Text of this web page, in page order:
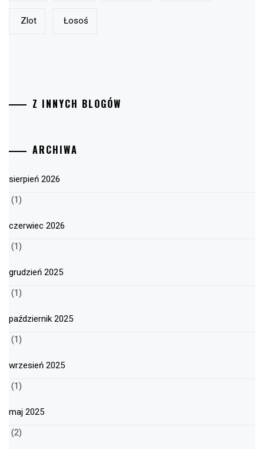
Zlot Łosoś
Z INNYCH BLOGÓW
ARCHIWA
sierpień 2026
(1)
czerwiec 2026
(1)
grudzień 2025
(1)
październik 2025
(1)
wrzesień 2025
(1)
maj 2025
(2)